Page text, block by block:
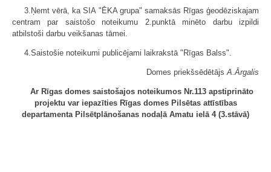
3.Ņemt vērā, ka SIA "ĒKA grupa" samaksās Rīgas ģeodēziskajam
centram par saistošo noteikumu 2.punktā minēto darbu izpildi
atbilstoši darbu veikšanas tāmei.
4.Saistošie noteikumi publicējami laikrakstā "Rīgas Balss".
Domes priekšsēdētājsA.Ārgalis
Ar Rīgas domes saistošajos noteikumos Nr.113 apstiprināto
projektu var iepazīties Rīgas domes Pilsētas attīstības
departamenta Pilsētplānošanas nodaļā Amatu ielā 4 (3.stāvā)